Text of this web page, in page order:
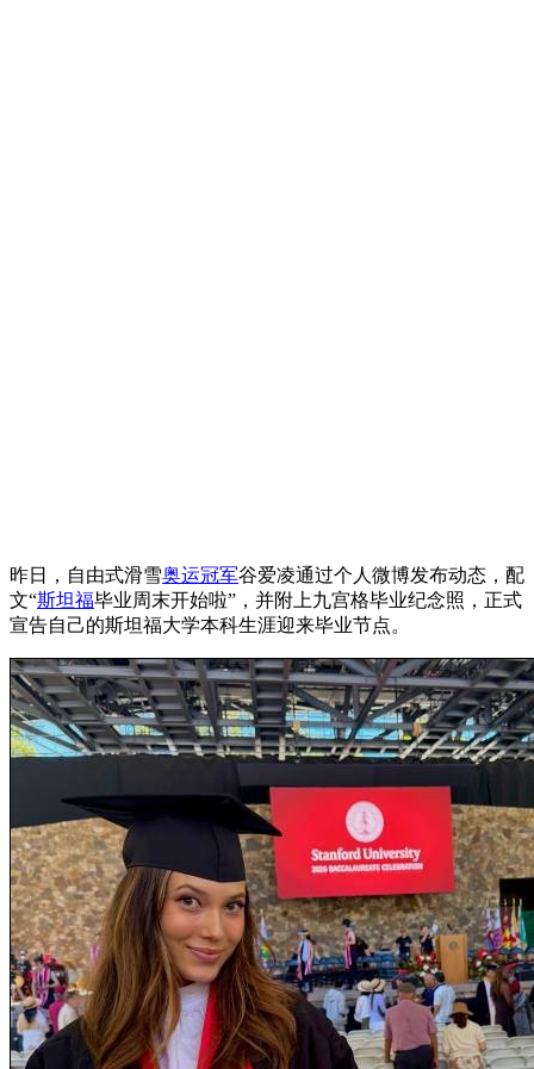
昨日，自由式滑雪奥运冠军谷爱凌通过个人微博发布动态，配
文“斯坦福毕业周末开始啦”，并附上九宫格毕业纪念照，正式
宣告自己的斯坦福大学本科生涯迎来毕业节点。